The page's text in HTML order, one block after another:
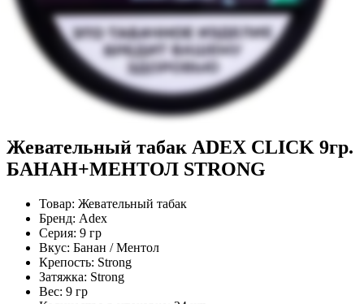
Жевательный табак ADEX CLICK 9гр.
БАНАН+МЕНТОЛ STRONG
Товар: Жевательный табак
Бренд: Adex
Серия: 9 гр
Вкус: Банан / Ментол
Крепость: Strong
Затяжка: Strong
Вес: 9 гр